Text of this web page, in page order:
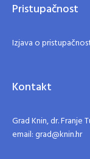
Pristupačnost
Izjava o
Kontakt
Grad Knin, dr. Franje
email: grad@knin.hr